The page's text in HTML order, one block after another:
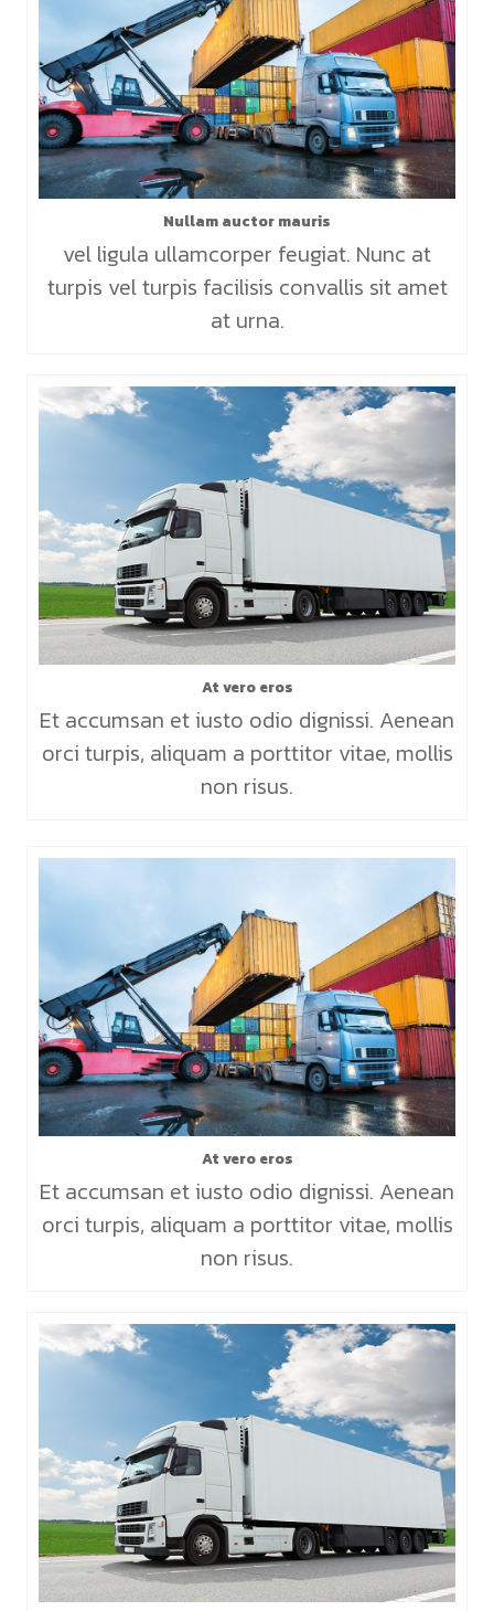
Nullam auctor mauris
vel ligula ullamcorper feugiat. Nunc at
turpis vel turpis facilisis convallis sit amet
at urna.
At vero eros
Et accumsan et iusto odio dignissi. Aenean
orci turpis, aliquam a porttitor vitae, mollis
non risus.
At vero eros
Et accumsan et iusto odio dignissi. Aenean
orci turpis, aliquam a porttitor vitae, mollis
non risus.